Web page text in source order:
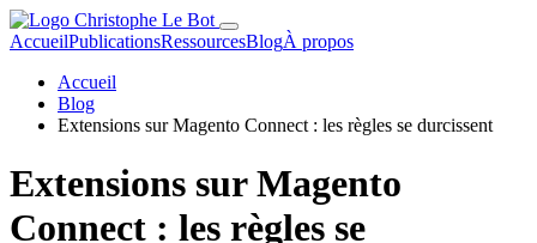
AccueilPublicationsRessourcesBlogÀ propos
Accueil
Blog
Extensions sur Magento Connect : les règles se durcissent
Extensions sur Magento
Connect : les règles se